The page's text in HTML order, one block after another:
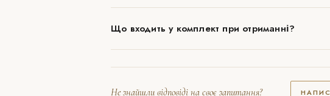
Що входить у комплект при отриманні?
Не знайшли відповіді на своє запитання?